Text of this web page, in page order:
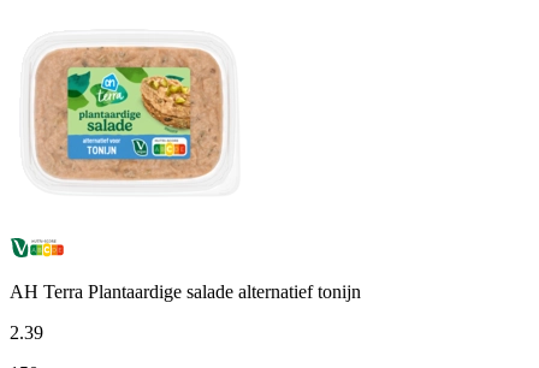
AH Terra Plantaardige salade alternatief tonijn
2.39